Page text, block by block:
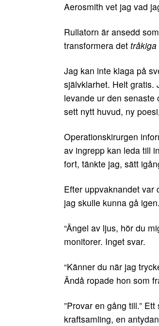
Aerosmith vet jag vad
Rullatorn är ansedd
transformera det tråkiga
Jag kan inte klaga på
självklarhet. Helt gratis.
levande ur den
sett nytt huvud, ny
Operationskirurgen
av ingrepp kan leda till
fort, tänkte jag, sätt
Efter uppvaknandet var
jag skulle kunna gå
“Ängel av ljus, hör du
monitorer. Inget svar.
“Känner du när jag
Ändå ropade hon som
”Provar en gång till.”
kraftsamling, en